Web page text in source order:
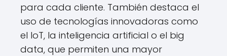
para cada cliente. También destaca el
uso de tecnologías innovadoras como
el IoT, la inteligencia artificial o el big
data, que permiten una mayor